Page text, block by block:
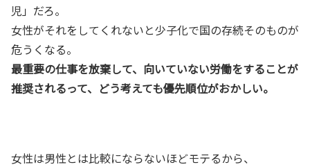
児」だろ。
女性がそれをしてくれないと少子化で国の存続そのものが
危うくなる。
最重要の仕事を放棄して、向いていない労働をすることが
推奨されるって、どう考えても優先順位がおかしい。
女性は男性とは比較にならないほどモテるから、